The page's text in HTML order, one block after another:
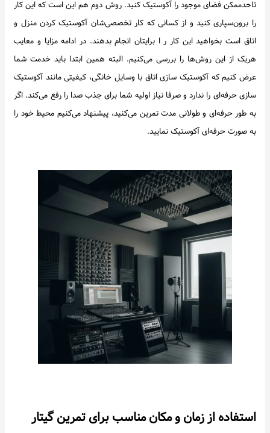
تاحدممکن فضای موجود را آکوستیک کنید. روش دوم هم این است که این کار
را برون‌سپاری کنید و از کسانی که کار تخصصی‌شان آکوستیک کردن منزل و
اتاق است بخواهید این کار ر ا برایتان انجام بدهند. در ادامه مزایا و معایب
هریک از این روش‌ها را بررسی می‌کنیم. البته همین ابتدا باید خدمت شما
عرض کنیم که آکوستیک سازی اتاق با وسایل خانگی، کیفیتی مانند آکوستیک
سازی حرفه‌ای را ندارد و صرفا نیاز اولیه شما برای جذب صدا را رفع می‌کند. اگر
به طور حرفه‌ای و طولانی مدت تمرین می‌کنید، پیشنهاد می‌کنیم محیط خود را
به صورت حرفه‌ای آکوستیک نمایید.
استفاده از زمان و مکان مناسب برای تمرین گیتار